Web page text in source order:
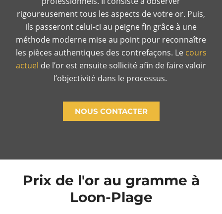
rigoureusement tous les aspects de votre or. Puis,
ils passeront celui-ci au peigne fin grâce à une
méthode moderne mise au point pour reconnaître
les pièces authentiques des contrefaçons. Le cours
actuel de l’or est ensuite sollicité afin de faire valoir
l’objectivité dans le processus.
NOUS CONTACTER
Prix de l'or au gramme à
Loon-Plage